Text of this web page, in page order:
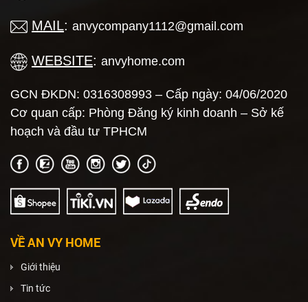
MAIL: anvycompany1112@gmail.com
WEBSITE: anvyhome.com
GCN ĐKDN: 0316308993 – Cấp ngày: 04/06/2020
Cơ quan cấp: Phòng Đăng ký kinh doanh – Sở kế
hoạch và đầu tư TPHCM
VỀ AN VY HOME
Giới thiệu
Tin tức